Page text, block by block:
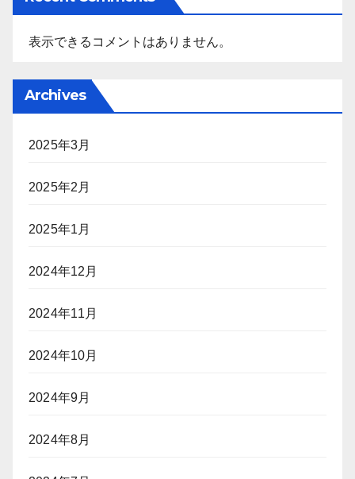
表示できるコメントはありません。
Archives
2025年3月
2025年2月
2025年1月
2024年12月
2024年11月
2024年10月
2024年9月
2024年8月